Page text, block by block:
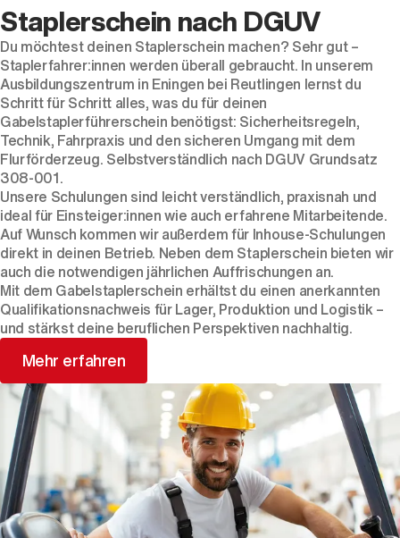
Staplerschein nach DGUV
Du möchtest deinen Staplerschein machen? Sehr gut –
Staplerfahrer:innen werden überall gebraucht. In unserem
Ausbildungszentrum in Eningen bei Reutlingen lernst du
Schritt für Schritt alles, was du für deinen
Gabelstaplerführerschein benötigst: Sicherheitsregeln,
Technik, Fahrpraxis und den sicheren Umgang mit dem
Flurförderzeug. Selbstverständlich nach DGUV Grundsatz
308-001.
Unsere Schulungen sind leicht verständlich, praxisnah und
ideal für Einsteiger:innen wie auch erfahrene Mitarbeitende.
Auf Wunsch kommen wir außerdem für Inhouse-Schulungen
direkt in deinen Betrieb. Neben dem Staplerschein bieten wir
auch die notwendigen jährlichen Auffrischungen an.
Mit dem Gabelstaplerschein erhältst du einen anerkannten
Qualifikationsnachweis für Lager, Produktion und Logistik –
und stärkst deine beruflichen Perspektiven nachhaltig.
Mehr erfahren